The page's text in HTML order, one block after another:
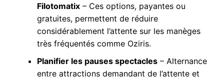
Filotomatix– Ces options, payantes ou
gratuites, permettent de réduire
considérablement l’attente sur les manèges
très fréquentés comme Oziris.
Planifier les pauses spectacles– Alternance
entre attractions demandant de l’attente et